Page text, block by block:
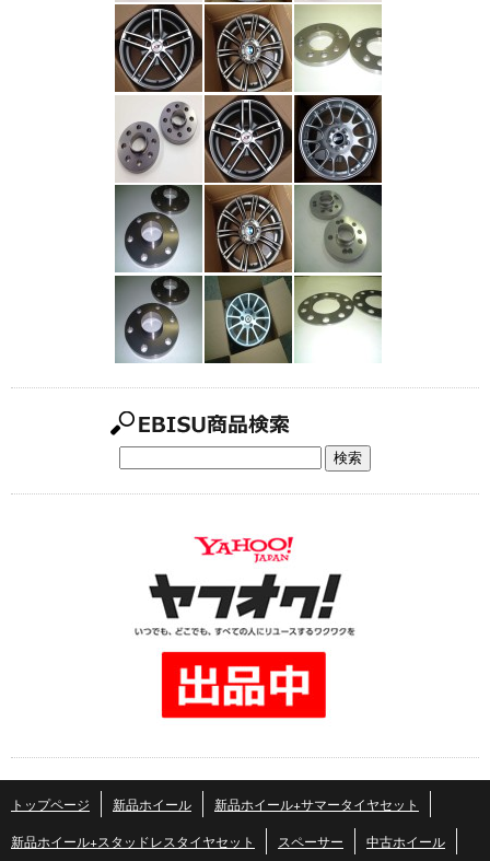
トップページ 新品ホイール
新品ホイール+サマータイヤセット
新品ホイール+スタッドレスタイヤセット
スペーサー 中古ホイール